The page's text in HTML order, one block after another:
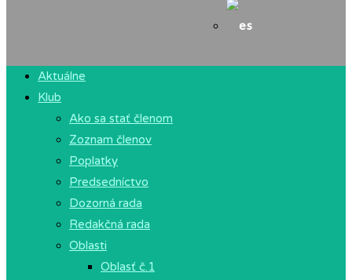
Aktuálne
Klub
Ako sa stať členom
Zoznam členov
Poplatky
Predsedníctvo
Dozorná rada
Redakčná rada
Oblasti
Oblasť č.1